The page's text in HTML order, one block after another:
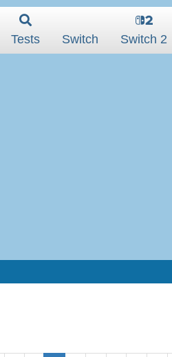
Tests Switch Switch 2